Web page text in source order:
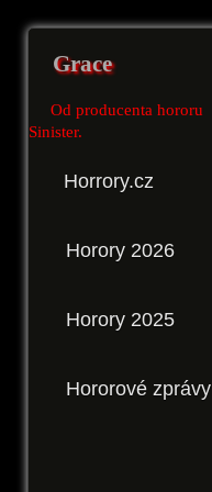
Grace
Od producenta hororu
Sinister.
Horrory.cz
Horory 2026
Horory 2025
Hororové zprávy